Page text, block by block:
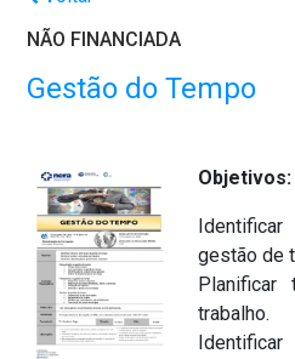
NÃO FINANCIADA
Gestão do Tempo
Objetivos:
gestão de
trabalho.